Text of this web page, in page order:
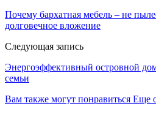
Почему бархатная мебель – не
долговечное вложение
Следующая запись
Энергоэффективный островной
семьи
Вам также могут понравиться Еще